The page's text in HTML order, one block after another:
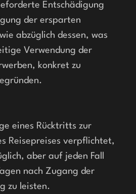
Entschädigung
der ersparten
abzüglich dessen, was
Verwendung der
konkret zu
eines Rücktritts zur
Reisepreises verpflichtet,
aber auf jeden Fall
nach Zugang der
zu leisten.